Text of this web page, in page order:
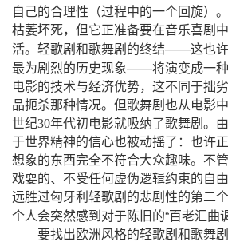
自己的合理性
（过程中的一个回旋）
枯萎坏死，但它正准备要在音乐喜剧
活。轻歌剧和歌舞剧的终结——这也
最为剧烈的历史现象——将演变成一
电影的技术与经济优势，这不同于拙
品扼杀那种情况。但歌舞剧也从电影
世纪30年代初电影就吸纳了歌舞剧。
于世界精神的信心也被动摇了：也许
想象的东西完全不符合大众趣味。不
戏耍的、不受任何虚伪逻辑约束的自
远胜过匈牙利轻歌剧的悲剧性的第二
个人会突然感到对于陈旧的“百老汇曲
要找出欧洲风格的轻歌剧和歌舞